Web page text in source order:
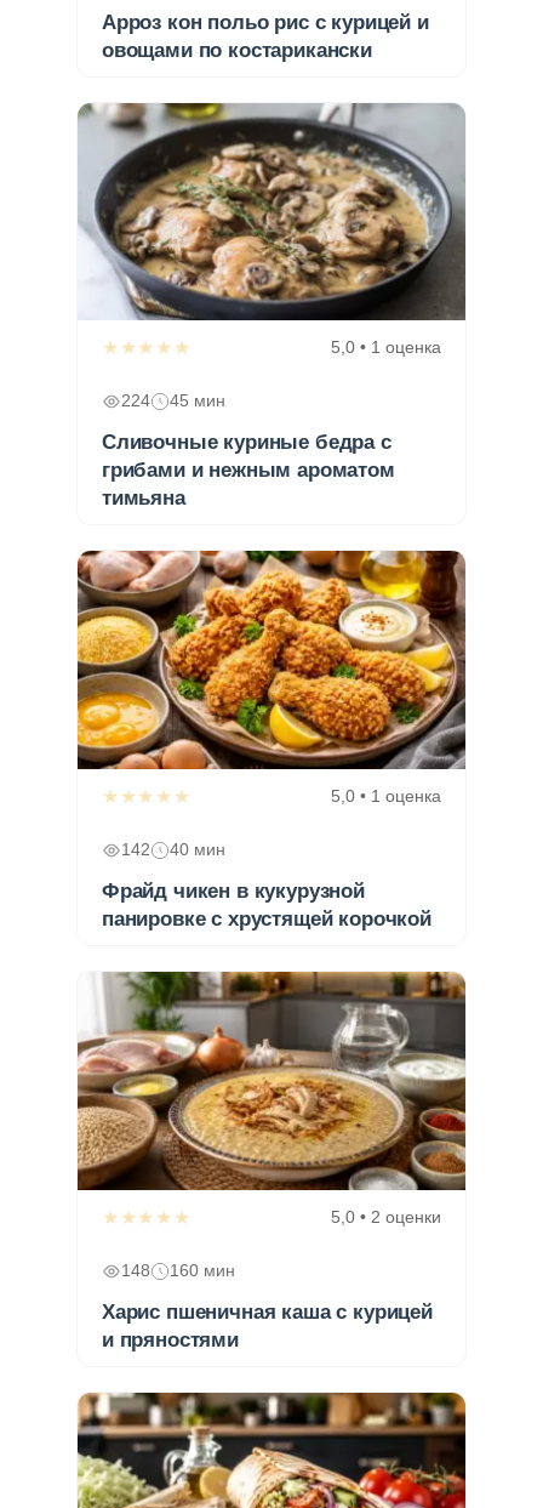
Арроз кон польо рис с курицей и
овощами по костарикански
★★★★★ 5,0 • 1 оценка
224 45 мин
Сливочные куриные бедра с
грибами и нежным ароматом
тимьяна
★★★★★ 5,0 • 1 оценка
142 40 мин
Фрайд чикен в кукурузной
панировке с хрустящей корочкой
★★★★★ 5,0 • 2 оценки
148 160 мин
Харис пшеничная каша с курицей
и пряностями